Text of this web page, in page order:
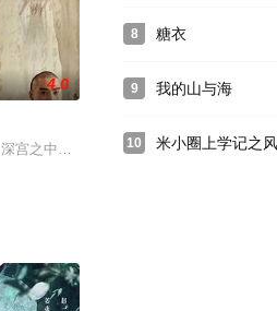
江省主席马占山的带领下，全省军民同
，一直顽强地生活在乱世之中，与杨
4.0
宫之中，文渊阁里净坛密藏宝图失窃，
8 糖衣
9 我的山与海
10 米小圈上学记之